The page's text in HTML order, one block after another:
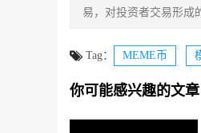
易，对投资者交易形成
Tag： MEME币
你可能感兴趣的文章